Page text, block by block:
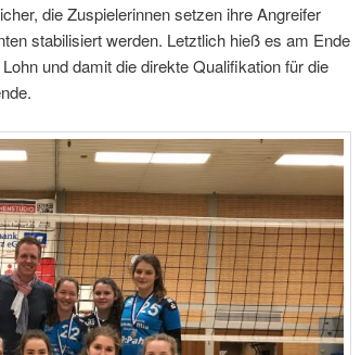
die Zuspielerinnen setzen ihre Angreifer
stabilisiert werden. Letztlich hieß es am Ende
und damit die direkte Qualifikation für die